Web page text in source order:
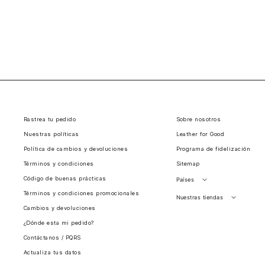
Rastrea tu pedido
Nuestras políticas
Política de cambios y devoluciones
Términos y condiciones
Código de buenas prácticas
Términos y condiciones promocionales
Cambios y devoluciones
¿Dónde esta mi pedido?
Contáctanos / PQRS
Actualiza tus datos
Sobre nosotros
Leather for Good
Programa de fidelización
Sitemap
Países
Perú
Nuestras tiendas